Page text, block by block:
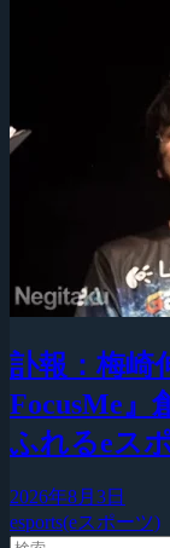
訃報：梅崎
FocusMe』
ふれるeス
2026年8月3日
esports(eスポーツ)